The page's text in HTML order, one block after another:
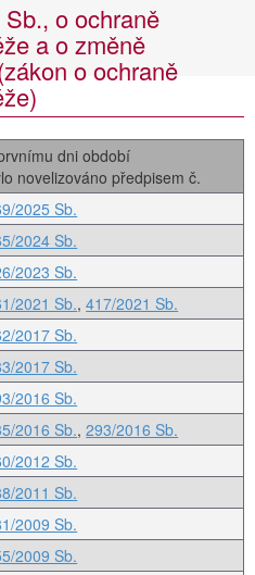
o ochraně
a o změně
o ochraně
dni období
novelizováno předpisem č.
2025 Sb.
2024 Sb.
2023 Sb.
2021 Sb.,417/2021 Sb.
2017 Sb.
2017 Sb.
2016 Sb.
2016 Sb.,293/2016 Sb.
2012 Sb.
2011 Sb.
2009 Sb.
2009 Sb.